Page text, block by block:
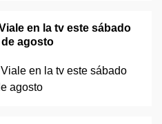
en la tv este sábado
agosto